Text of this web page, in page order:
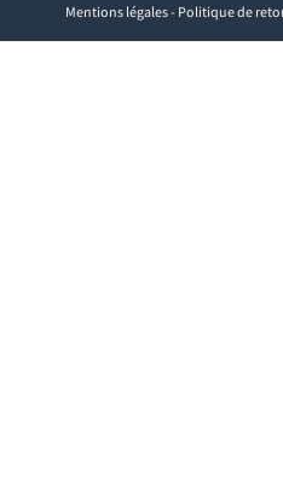
Mentions légales- Politique de